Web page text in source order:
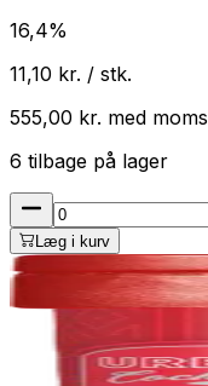
16,4%
11,10 kr. / stk.
555,00 kr. med moms
6 tilbage på lager
Læg i kurv